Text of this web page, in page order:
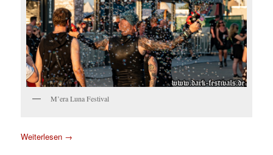
M’era Luna Festival
Weiterlesen →